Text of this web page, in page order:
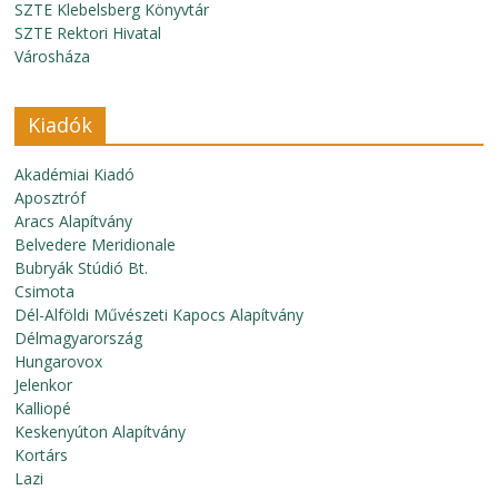
SZTE Klebelsberg Könyvtár
SZTE Rektori Hivatal
Városháza
Kiadók
Akadémiai Kiadó
Aposztróf
Aracs Alapítvány
Belvedere Meridionale
Bubryák Stúdió Bt.
Csimota
Dél-Alföldi Művészeti Kapocs Alapítvány
Délmagyarország
Hungarovox
Jelenkor
Kalliopé
Keskenyúton Alapítvány
Kortárs
Lazi